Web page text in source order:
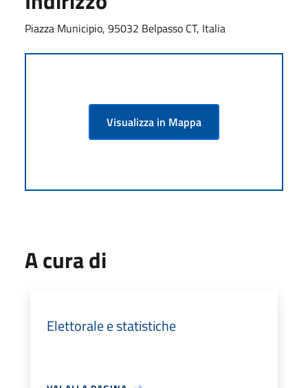
Piazza Municipio, 95032 Belpasso CT, Italia
Visualizza in Mappa
A cura di
Elettorale e statistiche